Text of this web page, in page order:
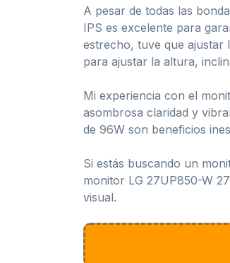
A pesar de todas las
IPS es excelente para
estrecho, tuve que ajustar
para ajustar la altura,
Mi experiencia con el
asombrosa claridad y
de 96W son beneficios
Si estás buscando un
monitor LG 27UP850-W
visual.